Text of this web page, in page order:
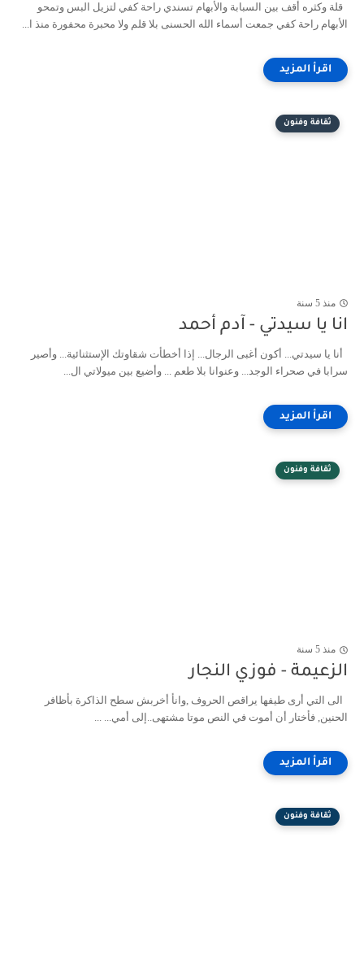
قلة وكثره أقف بين السبابة والأبهام تسندي راحة كفي لتزيل البس وتمحو
الأبهام راحة كفي جمعت أسماء الله الحسنى بلا قلم ولا محبرة محفورة منذ ا...
ثقافة وفنون
منذ 5 سنة
انا يا سيدتي - آدم أحمد
أنا يا سيدتي... أكون أغبى الرجال... إذا أخطأت شقاوتك الإستثنائية... وأصير
سرابا في صحراء الوجد... وعنوانا بلا طعم ... وأضيع بين ميولاتي ال...
ثقافة وفنون
منذ 5 سنة
الزعيمة - فوزي النجار
الى التي أرى طيفها يراقص الحروف ,وانأ أخربش سطح الذاكرة بأظافر
الحنين, فأختار أن أموت في النص موتا مشتهى..إلى أمي... ...
ثقافة وفنون